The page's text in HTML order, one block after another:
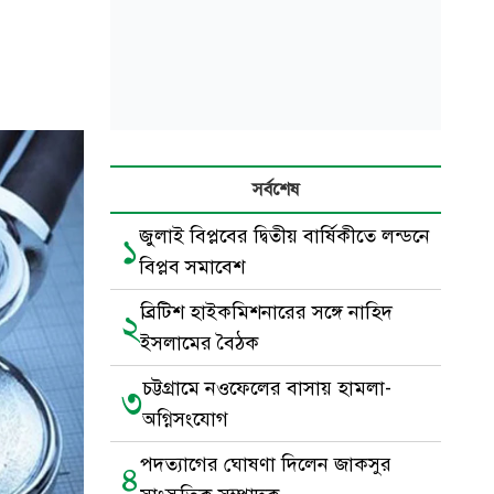
সর্বশেষ
১জুলাই বিপ্লবের দ্বিতীয় বার্ষিকীতে লন্ডনে
বিপ্লব সমাবেশ
২ব্রিটিশ হাইকমিশনারের সঙ্গে নাহিদ
ইসলামের বৈঠক
৩চট্টগ্রামে নওফেলের বাসায় হামলা-
অগ্নিসংযোগ
৪পদত্যাগের ঘোষণা দিলেন জাকসুর